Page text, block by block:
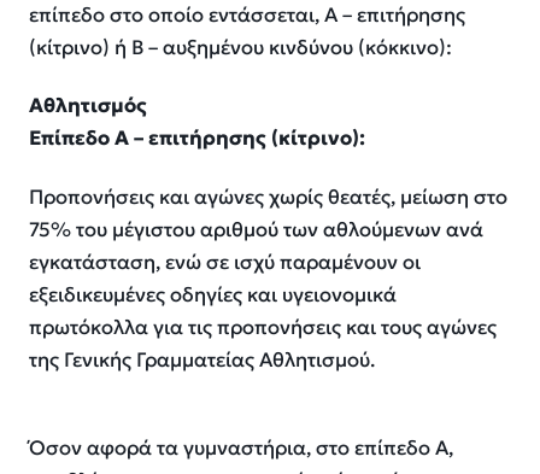
επίπεδο στο οποίο εντάσσεται, Α – επιτήρησης
(κίτρινο) ή Β – αυξημένου κινδύνου (κόκκινο):
Αθλητισμός
Επίπεδο Α – επιτήρησης (κίτρινο):
Προπονήσεις και αγώνες χωρίς θεατές, μείωση στο
75% του μέγιστου αριθμού των αθλούμενων ανά
εγκατάσταση, ενώ σε ισχύ παραμένουν οι
εξειδικευμένες οδηγίες και υγειονομικά
πρωτόκολλα για τις προπονήσεις και τους αγώνες
της Γενικής Γραμματείας Αθλητισμού.
Όσον αφορά τα γυμναστήρια, στο επίπεδο Α,